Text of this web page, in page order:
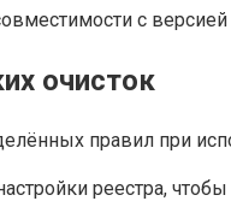
с
очисток
правил при
реестра,